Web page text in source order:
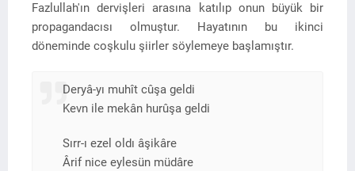
Fazlullah'ın dervişleri arasına katılıp onun büyük bir
propagandacısı olmuştur. Hayatının bu ikinci
döneminde coşkulu şiirler söylemeye başlamıştır.
Deryâ-yı muhît cûşa geldi
Kevn ile mekân hurûşa geldi
Sırr-ı ezel oldı âşikâre
Ârif nice eylesün müdâre